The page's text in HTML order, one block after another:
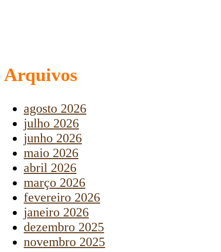
Arquivos
agosto 2026
julho 2026
junho 2026
maio 2026
abril 2026
março 2026
fevereiro 2026
janeiro 2026
dezembro 2025
novembro 2025